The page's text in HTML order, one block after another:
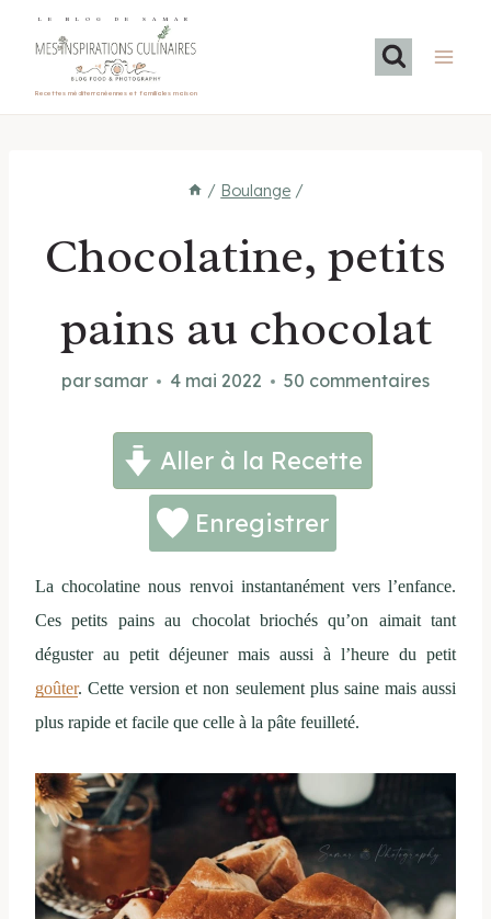
LE BLOG DE SAMAR
Recettes méditerranéennes et familiales maison
/ Boulange /
Chocolatine, petits
pains au chocolat
parsamar 4 mai 2022 50 commentaires
Aller à la Recette
Enregistrer
La chocolatine nous renvoi instantanément vers l’enfance.
Ces petits pains au chocolat briochés qu’on aimait tant
déguster au petit déjeuner mais aussi à l’heure du petit
goûter. Cette version et non seulement plus saine mais aussi
plus rapide et facile que celle à la pâte feuilleté.